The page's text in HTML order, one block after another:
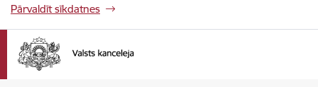
Pārvaldīt sīkdatnes